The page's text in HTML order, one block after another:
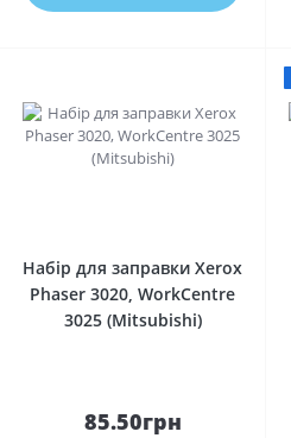
Набір для заправки Xerox
Phaser 3020, WorkCentre
3025 (Mitsubishi)
85.50грн